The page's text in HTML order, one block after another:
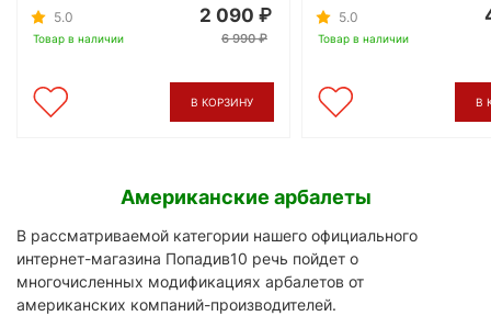
5.0
Товар в наличии
2 090
6 990
В КОРЗИНУ
5.0
Товар в наличии
В
Американские арбалеты
В рассматриваемой категории нашего официального
интернет-магазина Попадив10 речь пойдет о
многочисленных модификациях арбалетов от
американских компаний-производителей.